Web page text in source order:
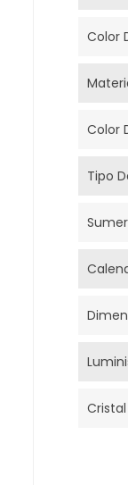
Color
Color
Tipo
Cristal